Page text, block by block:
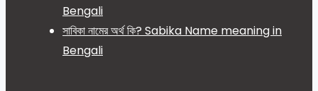
Bengali
সাবিকা নামের অর্থ কি? Sabika Name meaning in
Bengali